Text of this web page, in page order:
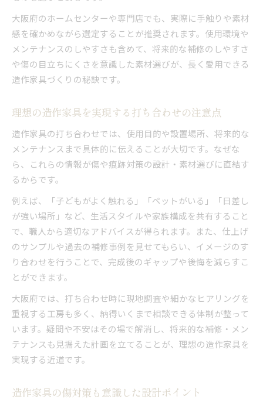
大阪府のホームセンターや専門店でも、実際に手触りや素材
感を確かめながら選定することが推奨されます。使用環境や
メンテナンスのしやすさも含めて、将来的な補修のしやすさ
や傷の目立ちにくさを意識した素材選びが、長く愛用できる
造作家具づくりの秘訣です。
理想の造作家具を実現する打ち合わせの注意点
造作家具の打ち合わせでは、使用目的や設置場所、将来的な
メンテナンスまで具体的に伝えることが大切です。なぜな
ら、これらの情報が傷や痕跡対策の設計・素材選びに直結す
るからです。
例えば、「子どもがよく触れる」「ペットがいる」「日差し
が強い場所」など、生活スタイルや家族構成を共有すること
で、職人から適切なアドバイスが得られます。また、仕上げ
のサンプルや過去の補修事例を見せてもらい、イメージのす
り合わせを行うことで、完成後のギャップや後悔を減らすこ
とができます。
大阪府では、打ち合わせ時に現地調査や細かなヒアリングを
重視する工房も多く、納得いくまで相談できる体制が整って
います。疑問や不安はその場で解消し、将来的な補修・メン
テナンスも見据えた計画を立てることが、理想の造作家具を
実現する近道です。
造作家具の傷対策も意識した設計ポイント